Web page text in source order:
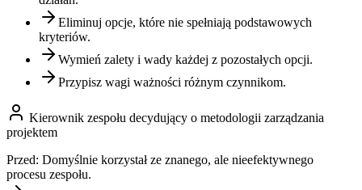
Eliminuj opcje, które nie spełniają podstawowych
kryteriów.
Wymień zalety i wady każdej z pozostałych opcji.
Przypisz wagi ważności różnym czynnikom.
Kierownik zespołu decydujący o metodologii zarządzania
projektem
Przed: Domyślnie korzystał ze znanego, ale nieefektywnego
procesu zespołu.